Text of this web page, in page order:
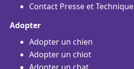
Contact Presse et Technique
Adopter
Adopter un chien
Adopter un chiot